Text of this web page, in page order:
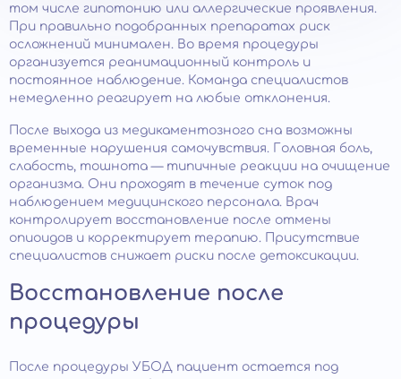
том числе гипотонию или аллергические проявления.
При правильно подобранных препаратах риск
осложнений минимален. Во время процедуры
организуется реанимационный контроль и
постоянное наблюдение. Команда специалистов
немедленно реагирует на любые отклонения.
После выхода из медикаментозного сна возможны
временные нарушения самочувствия. Головная боль,
слабость, тошнота — типичные реакции на очищение
организма. Они проходят в течение суток под
наблюдением медицинского персонала. Врач
контролирует восстановление после отмены
опиоидов и корректирует терапию. Присутствие
специалистов снижает риски после детоксикации.
Восстановление после
процедуры
После процедуры УБОД пациент остается под